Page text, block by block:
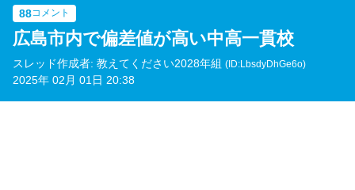
88コメント
広島市内で偏差値が高い中高一貫校
スレッド作成者: 教えてください2028年組 (ID:LbsdyDhGe6o)
2025年 02月 01日 20:38